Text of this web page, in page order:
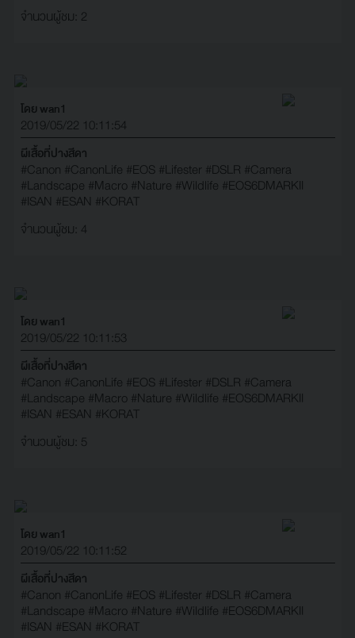
จำนวนผู้ชม: 2
โดย wan1
2019/05/22 10:11:54
ผีเสื้อที่ปางสีดา
#Canon #CanonLife #EOS #Lifester #DSLR #Camera
#Landscape #Macro #Nature #Wildlife #EOS6DMARKII
#ISAN #ESAN #KORAT
จำนวนผู้ชม: 4
โดย wan1
2019/05/22 10:11:53
ผีเสื้อที่ปางสีดา
#Canon #CanonLife #EOS #Lifester #DSLR #Camera
#Landscape #Macro #Nature #Wildlife #EOS6DMARKII
#ISAN #ESAN #KORAT
จำนวนผู้ชม: 5
โดย wan1
2019/05/22 10:11:52
ผีเสื้อที่ปางสีดา
#Canon #CanonLife #EOS #Lifester #DSLR #Camera
#Landscape #Macro #Nature #Wildlife #EOS6DMARKII
#ISAN #ESAN #KORAT